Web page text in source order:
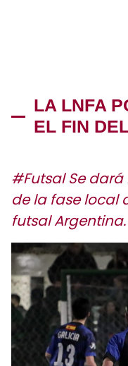
LA LNFA
EL FIN
#Futsal Se
de la fase local
futsal Argentina.